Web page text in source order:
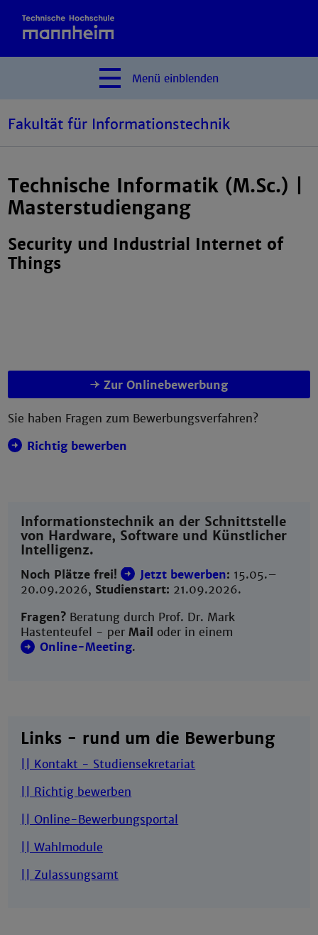
Menü einblenden
Fakultät für Informationstechnik
Technische Informatik (M.Sc.) |
Masterstudiengang
Security und Industrial Internet of
Things
Zur Onlinebewerbung
Sie haben Fragen zum Bewerbungsverfahren?
Richtig bewerben
Informationstechnik an der Schnittstelle
von Hardware, Software und Künstlicher
Intelligenz.
Noch Plätze frei! Jetzt bewerben: 15.05.–
20.09.2026, Studienstart: 21.09.2026.
Fragen? Beratung durch Prof. Dr. Mark
Hastenteufel - perMail oder in einem
Online-Meeting.
Links - rund um die Bewerbung
|| Kontakt - Studiensekretariat
|| Richtig bewerben
|| Online-Bewerbungsportal
|| Wahlmodule
|| Zulassungsamt